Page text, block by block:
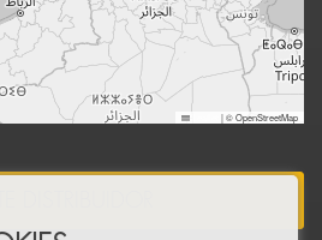
|© OpenStreetMap